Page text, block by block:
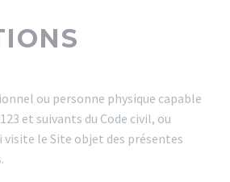
ou personne physique capable
et suivants du Code civil, ou
visite le Site objet des présentes